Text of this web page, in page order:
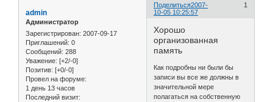
Поделиться 1
2007-
10-05 10:25:57
admin
Администратор
Зарегистрирован: 2007-09-17
Приглашений: 0
Сообщений: 288
Уважение: [+2/-0]
Позитив: [+0/-0]
Провел на форуме:
1 день 13 часов
Последний визит:
Хорошо
организованная
память
Как подробны ни были бы
записи вы все же должны в
значительной мере
полагаться на собственную